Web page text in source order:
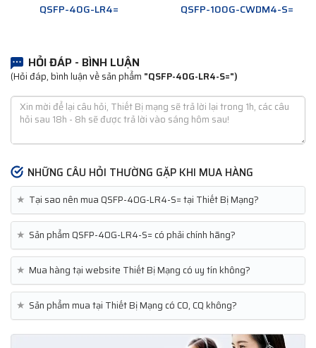
QSFP-40G-LR4= QSFP-100G-CWDM4-S=
HỎI ĐÁP - BÌNH LUẬN
(Hỏi đáp, bình luận về sản phẩm "QSFP-40G-LR4-S=")
NHỮNG CÂU HỎI THƯỜNG GẶP KHI MUA HÀNG
★ Tại sao nên mua QSFP-40G-LR4-S= tại Thiết Bị Mạng?
★ Sản phẩm QSFP-40G-LR4-S= có phải chính hãng?
★ Mua hàng tại website Thiết Bị Mạng có uy tín không?
★ Sản phẩm mua tại Thiết Bị Mạng có CO, CQ không?